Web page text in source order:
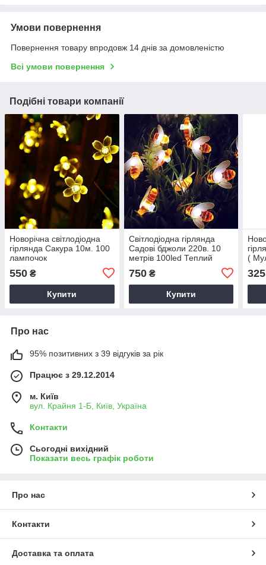
Умови повернення
Повернення товару впродовж 14 днів за домовленістю
Всі умови повернення
Подібні товари компанії
Новорічна світлодіодна
гірлянда Сакура 10м. 100
лампочок
550 ₴
Купити
Світлодіодна гірлянда
Садові бджоли 220в. 10
метрів 100led Теплий
750₴
Купити
(
325
Про нас
95% позитивних з 39 відгуків за рік
Працює з 29.12.2014
м. Київ
вул. Крайня 1-Б, Київ, Україна
Контакти
Сьогодні вихідний
Показати весь графік роботи
Про нас
Контакти
Доставка та оплата